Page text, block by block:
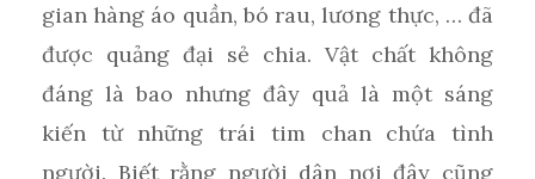
gian hàng áo quần, bó rau, lương thực, … đã
được quảng đại sẻ chia. Vật chất không
đáng là bao nhưng đây quả là một sáng
kiến từ những trái tim chan chứa tình
người. Biết rằng người dân nơi đây cũng